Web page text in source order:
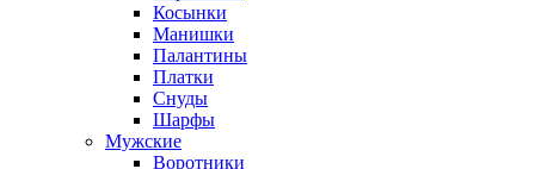
Косынки
Манишки
Палантины
Платки
Снуды
Шарфы
Мужские
Воротники